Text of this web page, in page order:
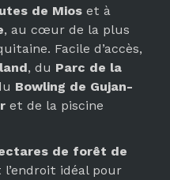
de Mios et à
, au cœur de la plus
Facile d’accès,
, du Parc de la
Bowling de Gujan-
et de la piscine
de forêt de
l’endroit idéal pour